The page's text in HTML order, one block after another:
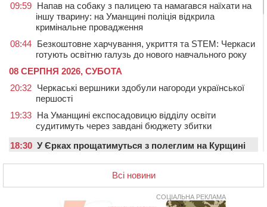
09:59 Напав на собаку з палицею та намагався наїхати на
іншу тварину: на Уманщині поліція відкрила
кримінальне провадження
08:44 Безкоштовне харчування, укриття та STEM: Черкаси
готують освітню галузь до нового навчального року
08 СЕРПНЯ 2026, СУБОТА
20:32 Черкаські вершники здобули нагороди української
першості
19:33 На Уманщині експосадовицю відділу освіти
судитимуть через завдані бюджету збитки
18:30 У Єрках прощатимуться з полеглим на Курщині
Апеляційний суд підтвердив стягнення майже 250
тис. грн шкоди за незаконний вилов риби
У Черкасах за ніч виявили 15 порушників
Всі новини
СОЦІАЛЬНА РЕКЛАМА